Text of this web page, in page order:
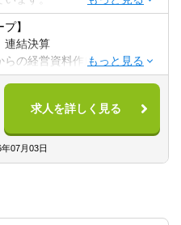
サービス紹介
転職お役立ち情報
業界情報
求人情報
スで英語でのコミュニケーシ
方
どちらかのご経験（3年以上）
務申告や開示・管理会計な
験
法人や大手監査法人にて、上
業）の税務や監査経験
】
連結決算
らの経営資料作成、情報発信
ープ会社経理支援
告、国際税務対応
有価証券報告書・会社法計算
ータやそれにまつわるいろい
求人を詳しく見る
07月03日